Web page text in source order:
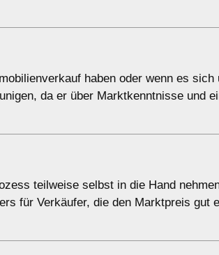
haben oder wenn es sich
da er über Marktkenntnisse und
teilweise selbst in die Hand
für Verkäufer, die den Marktpreis gut